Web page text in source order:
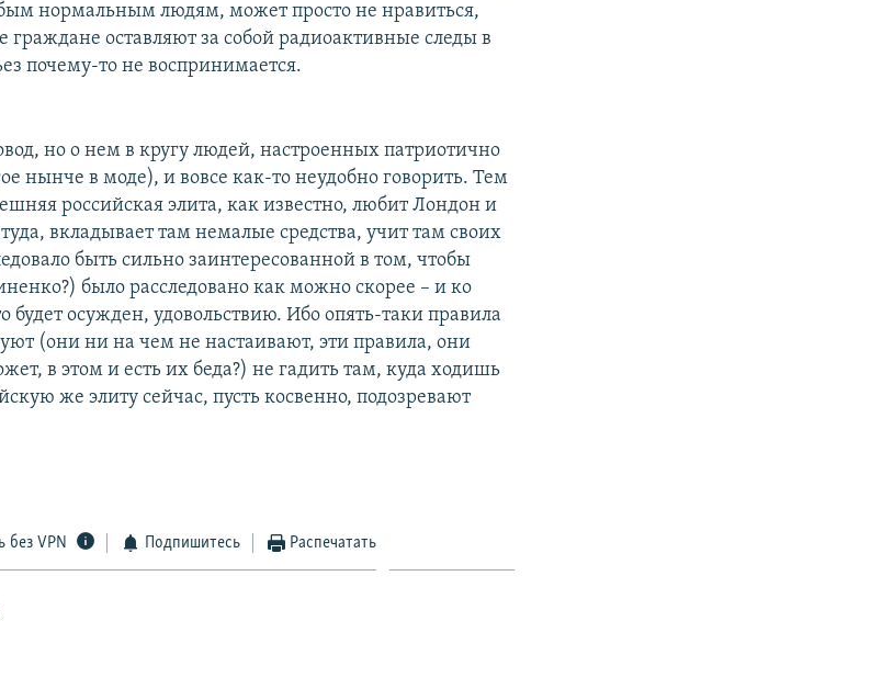
нормальным людям, может просто не нравиться,
граждане оставляют за собой радиоактивные следы в
почему-то не воспринимается.
но о нем в кругу людей, настроенных патриотично
нынче в моде), и вовсе как-то неудобно говорить. Тем
российская элита, как известно, любит Лондон и
вкладывает там немалые средства, учит там своих
быть сильно заинтересованной в том, чтобы
было расследовано как можно скорее – и ко
будет осужден, удовольствию. Ибо опять-таки правила
(они ни на чем не настаивают, эти правила, они
в этом и есть их беда?) не гадить там, куда ходишь
же элиту сейчас, пусть косвенно, подозревают
без VPN Подпишитесь Распечатать